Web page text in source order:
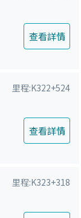
查看詳情
里程:K322+524
查看詳情
里程:K323+318